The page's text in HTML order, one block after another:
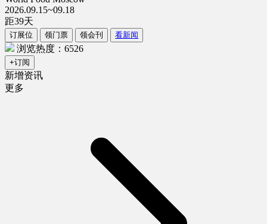
2026.09.15~09.18
距39天
订展位 领门票 领会刊 看新闻
浏览热度：6526
+订阅
新增资讯
更多